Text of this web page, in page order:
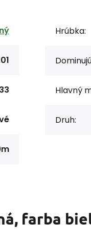
Hrúbka:
Hlavný
Druh:
farba